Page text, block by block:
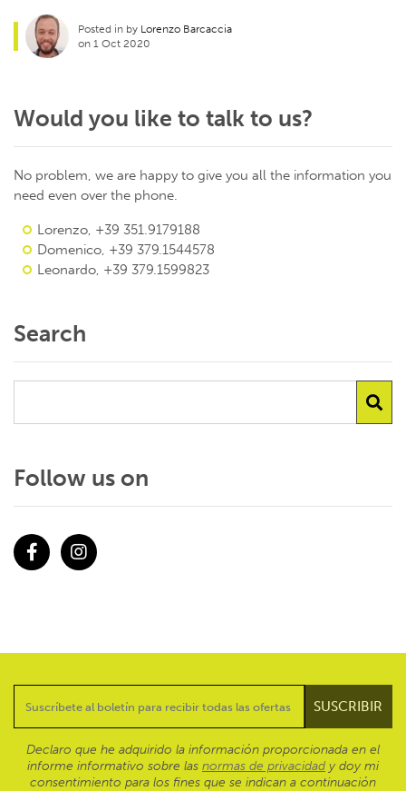
Posted in by Lorenzo Barcaccia
on 1 Oct 2020
Would you like to talk to us?
No problem, we are happy to give you all the information you
need even over the phone.
Lorenzo, +39 351.9179188
Domenico, +39 379.1544578
Leonardo, +39 379.1599823
Search
Follow us on
Declaro que he adquirido la información proporcionada en el
informe informativo sobre las normas de privacidad y doy mi
consentimiento para los fines que se indican a continuación